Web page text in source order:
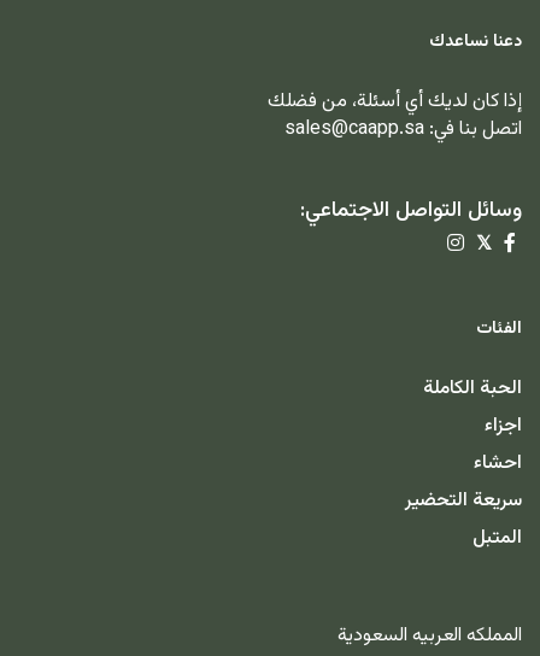
دعنا نساعدك
إذا كان لديك أي أسئلة، من فضلك
اتصل بنا في: sales@caapp.sa
وسائل التواصل الاجتماعي:
𝕏
الفئات
الحبة الكاملة
اجزاء
احشاء
سريعة التحضير
المتبل
المملكه العربيه السعودية